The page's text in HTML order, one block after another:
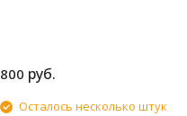
800 руб.
Осталось несколько штук